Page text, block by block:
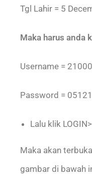
Tgl Lahir = 5
Maka harus anda
Username =
Password =
Lalu klik LOGIN>
Maka akan
gambar di bawah